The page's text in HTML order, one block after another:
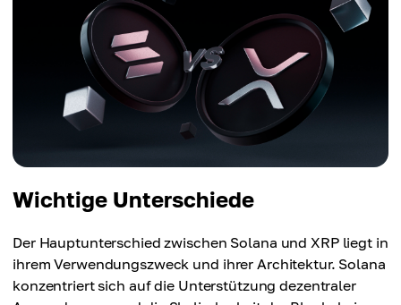
Wichtige Unterschiede
Der Hauptunterschied zwischen Solana und XRP liegt in
ihrem Verwendungszweck und ihrer Architektur. Solana
konzentriert sich auf die Unterstützung dezentraler